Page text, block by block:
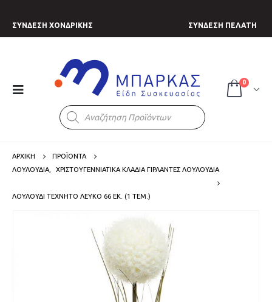
ΣΥΝΔΕΣΗ ΧΟΝΔΡΙΚΗΣ ΣΥΝΔΕΣΗ ΠΕΛΑΤΗ
Products
search
0
ΑΡΧΙΚΗ
ΠΡΟΪΟΝΤΑ
ΛΟΥΛΟΥΔΙΑ
ΧΡΙΣΤΟΥΓΕΝΝΙΑΤΙΚΑ ΚΛΑΔΙΑ ΓΙΡΛΑΝΤΕΣ ΛΟΥΛΟΥΔΙΑ
ΛΟΥΛΟΎΔΙ ΤΕΧΝΗΤΌ ΛΕΥΚΌ 66 ΕΚ. (1 ΤΕΜ.)